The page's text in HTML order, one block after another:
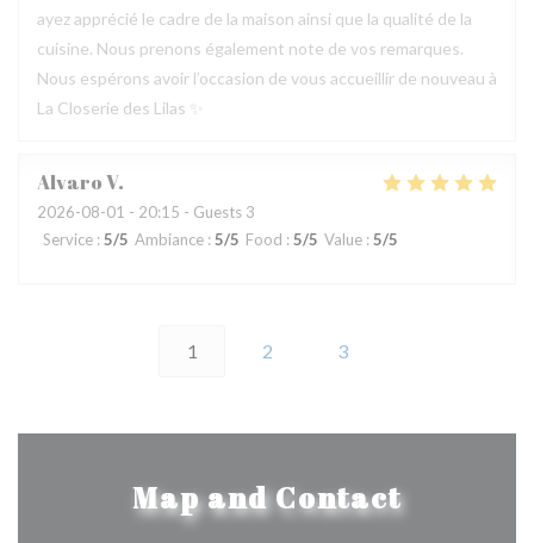
ayez apprécié le cadre de la maison ainsi que la qualité de la
cuisine. Nous prenons également note de vos remarques.
Nous espérons avoir l’occasion de vous accueillir de nouveau à
La Closerie des Lilas ✨
AlvaroV
2026-08-01 - 20:15 - Guests 3
Service : 5/5 Ambiance : 5/5 Food : 5/5 Value : 5/5
1 2 3
Map and Contact